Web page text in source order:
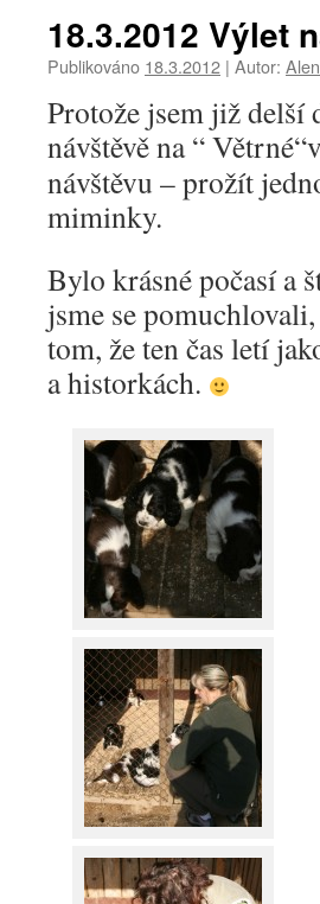
18.3.2012 Výlet
Publikováno 18.3.2012 | Autor:
Protože jsem již delší
návštěvě na “ Větrné“
návštěvu – prožít
miminky.
Bylo krásné počasí a
jsme se
tom, že ten čas letí
a historkách.